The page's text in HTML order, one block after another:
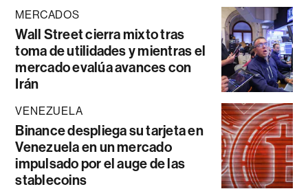
MERCADOS
Wall Street cierra mixto tras
toma de utilidades y mientras el
mercado evalúa avances con
Irán
VENEZUELA
Binance despliega su tarjeta en
Venezuela en un mercado
impulsado por el auge de las
stablecoins